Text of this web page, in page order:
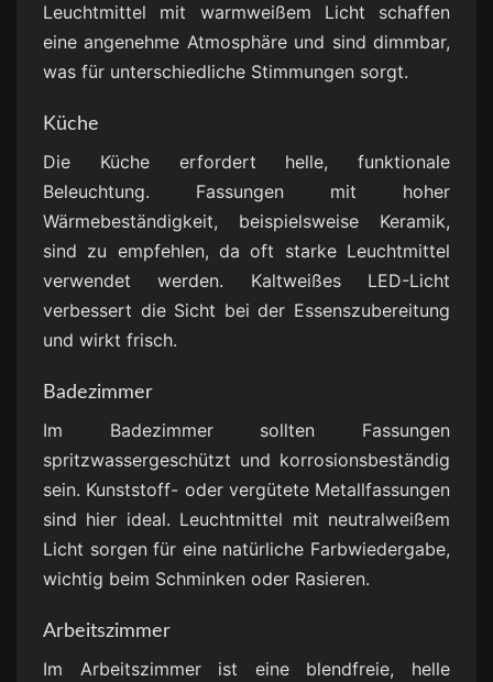
Leuchtmittel mit warmweißem Licht schaffen
eine angenehme Atmosphäre und sind dimmbar,
was für unterschiedliche Stimmungen sorgt.
Küche
Die Küche erfordert helle, funktionale
Beleuchtung. Fassungen mit hoher
Wärmebeständigkeit, beispielsweise Keramik,
sind zu empfehlen, da oft starke Leuchtmittel
verwendet werden. Kaltweißes LED-Licht
verbessert die Sicht bei der Essenszubereitung
und wirkt frisch.
Badezimmer
Im Badezimmer sollten Fassungen
spritzwassergeschützt und korrosionsbeständig
sein. Kunststoff- oder vergütete Metallfassungen
sind hier ideal. Leuchtmittel mit neutralweißem
Licht sorgen für eine natürliche Farbwiedergabe,
wichtig beim Schminken oder Rasieren.
Arbeitszimmer
Im Arbeitszimmer ist eine blendfreie, helle